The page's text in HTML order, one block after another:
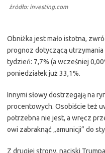
źródło: investing.com
Obniżka jest mało istotna,
prognoz dotyczącą
tydzień: 7,7% (a wcześniej
poniedziałek już 33,1%.
Innymi słowy dostrzegają na
procentowych. Osobiście też
potrzebna nie jest, a wręcz
owi zabraknąć „amunicji” do
Z drugiej strony, naciski